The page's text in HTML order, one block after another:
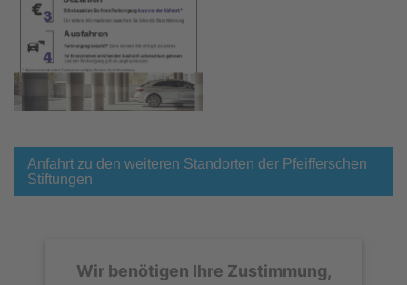
Anfahrt zu den weiteren Standorten der Pfeifferschen
Stiftungen
Wir benötigen Ihre Zustimmung,